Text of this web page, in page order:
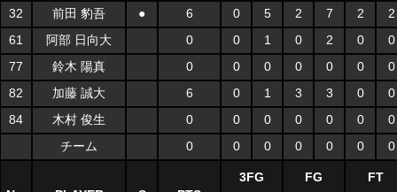
32 前田 豹吾 ● 6 0 5 2 7 2
2
61
阿部 日向大 0 0 1 0 2 0
0
77
鈴木 陽真 0 0 0 0 0 0
0
82
加藤 誠大 6 0 1 3 3 0
0
84
木村 俊生 0 0 0 0 0 0
0
チーム
0 0 0 0 0 0 0
3FG FG FT